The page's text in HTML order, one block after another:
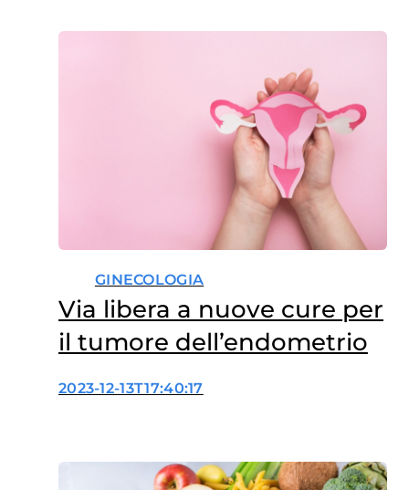
GINECOLOGIA
Via libera a nuove cure per
il tumore dell’endometrio
2023-12-13T17:40:17